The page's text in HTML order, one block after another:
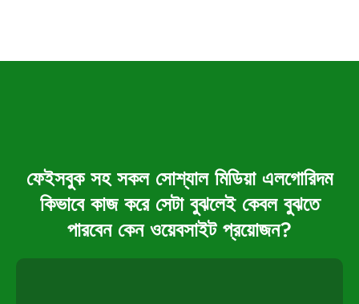
ফেইসবুক সহ সকল সোশ্যাল মিডিয়া এলগোরিদম
কিভাবে কাজ করে সেটা বুঝলেই কেবল বুঝতে
পারবেন কেন ওয়েবসাইট প্রয়োজন?